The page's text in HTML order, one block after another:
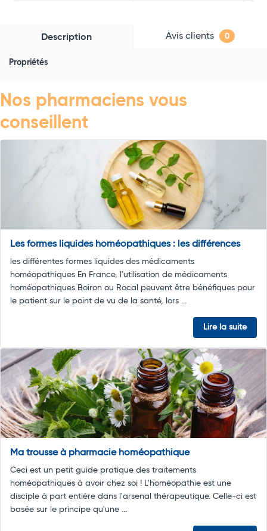
Description Avis clients 0
Propriétés
Nos pharmaciens vous
conseillent
Les formes liquides homéopathiques : les différences
les différentes formes liquides des médicaments
homéopathiques En France, l'utilisation de médicaments
homéopathiques Boiron ou Rocal peuvent être bénéfiques pour
le patient sur le point de vu de la santé, lors ...
Lire la suite
Ma trousse à pharmacie homéopathique
Ceci est un petit guide pratique des traitements
homéopathiques à avoir chez soi ! L'homéopathie est une
disciple à part entière dans l'arsenal thérapeutique. Celle-ci est
basée sur le principe qu'une ...